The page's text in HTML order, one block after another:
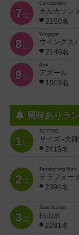
7位
Carcassonne
カルカソンヌ
2190名
8位
Wingspan
ウイングス
2149名
9位
Azul
アズール
1903名
興味ありラ
1位
SCYTHE
サイズ -大
2415名
2位
Terraforming Mars
テラフォー
2394名
3位
Stone Garden
枯山水
2281名